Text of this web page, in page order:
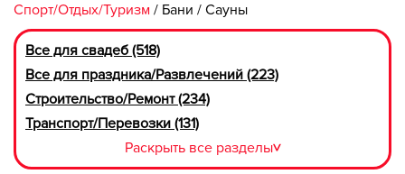
Спорт/Отдых/Туризм / Бани / Сауны
Все для свадеб (518)
Все для праздника/Развлечений (223)
Строительство/Ремонт (234)
Транспорт/Перевозки (131)
Раскрыть все разделы>